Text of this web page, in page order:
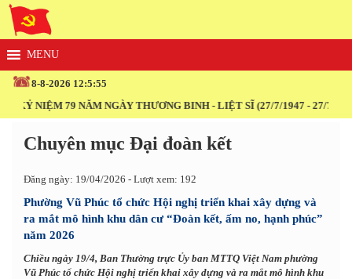
8-8-2026 12:5:55
KỶ NIỆM 79 NĂM NGÀY THƯƠNG BINH - LIỆT SĨ (27/7/1947 - 27/7/2026)
Chuyên mục Đại đoàn kết
Đăng ngày: 19/04/2026 - Lượt xem: 192
Phường Vũ Phúc tổ chức Hội nghị triển khai xây dựng và
ra mắt mô hình khu dân cư “Đoàn kết, ấm no, hạnh phúc”
năm 2026
Chiều ngày 19/4, Ban Thường trực Ủy ban MTTQ Việt Nam phường
Vũ Phúc tổ chức Hội nghị triển khai xây dựng và ra mắt mô hình khu